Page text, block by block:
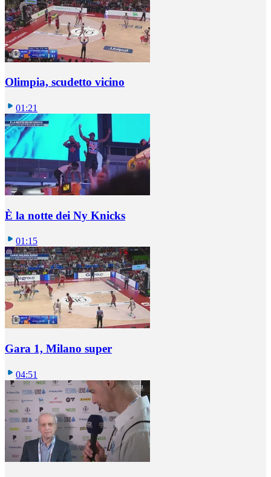
Olimpia, scudetto vicino
01:21
È la notte dei Ny Knicks
01:15
Gara 1, Milano super
04:51